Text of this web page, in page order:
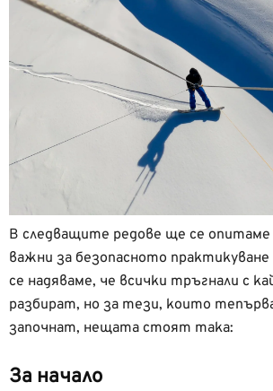
В следващите редове ще се опитаме
важни за безопасното
се надяваме, че всички тръгнали с
разбират, но за тези, които
започнат, нещата стоят така:
За начало